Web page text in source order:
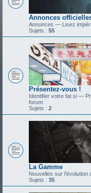
Annonces
Annonces — Lisez
Sujets : 55
Présentez-vous !
Identifier votre fat si —
forum
Sujets : 2
La Gamme
Nouvelles sur l'évolution
Sujets : 35